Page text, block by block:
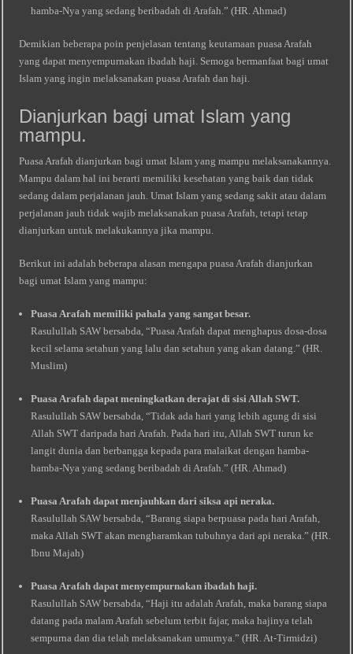
hamba-Nya yang sedang beribadah di Arafah.” (HR. Ahmad)
Demikian beberapa poin penjelasan tentang keutamaan puasa Arafah
yang dapat menyempurnakan ibadah haji. Semoga bermanfaat bagi umat
Islam yang ingin melaksanakan puasa Arafah dan haji.
Dianjurkan bagi umat Islam yang
mampu.
Puasa Arafah dianjurkan bagi umat Islam yang mampu melaksanakannya.
Mampu dalam hal ini berarti memiliki kesehatan yang baik dan tidak
sedang dalam perjalanan jauh. Umat Islam yang sedang sakit atau dalam
perjalanan jauh tidak wajib melaksanakan puasa Arafah, tetapi tetap
dianjurkan untuk melakukannya jika mampu.
Berikut ini adalah beberapa alasan mengapa puasa Arafah dianjurkan
bagi umat Islam yang mampu:
Puasa Arafah memiliki pahala yang sangat besar.
Rasulullah SAW bersabda, “Puasa Arafah dapat menghapus dosa-dosa
kecil selama setahun yang lalu dan setahun yang akan datang.” (HR.
Muslim)
Puasa Arafah dapat meningkatkan derajat di sisi Allah SWT.
Rasulullah SAW bersabda, “Tidak ada hari yang lebih agung di sisi
Allah SWT daripada hari Arafah. Pada hari itu, Allah SWT turun ke
langit dunia dan berbangga kepada para malaikat dengan hamba-
hamba-Nya yang sedang beribadah di Arafah.” (HR. Ahmad)
Puasa Arafah dapat menjauhkan dari siksa api neraka.
Rasulullah SAW bersabda, “Barang siapa berpuasa pada hari Arafah,
maka Allah SWT akan mengharamkan tubuhnya dari api neraka.” (HR.
Ibnu Majah)
Puasa Arafah dapat menyempurnakan ibadah haji.
Rasulullah SAW bersabda, “Haji itu adalah Arafah, maka barang siapa
datang pada malam Arafah sebelum terbit fajar, maka hajinya telah
sempurna dan dia telah melaksanakan umurnya.” (HR. At-Tirmidzi)